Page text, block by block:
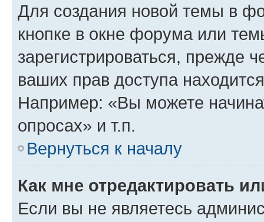
Для создания новой темы в
кнопке в окне форума или
зарегистрироваться, прежде
ваших прав доступа
Например: «Вы можете
опросах» и т.п.
Вернуться к началу
Как мне отредактировать
Если вы не являетесь